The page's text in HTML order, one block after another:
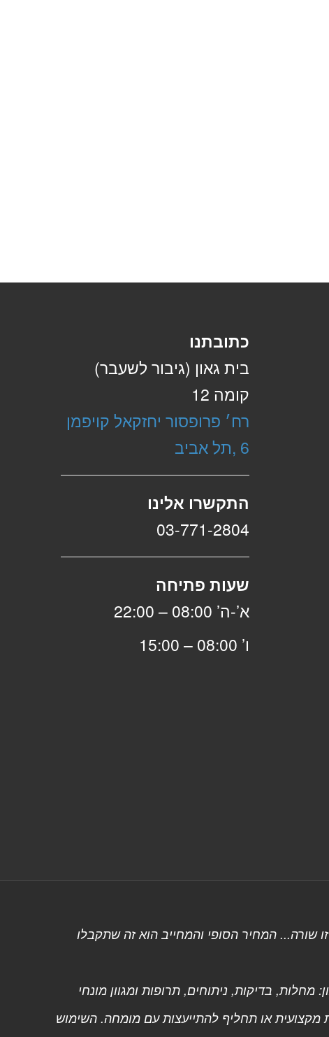
כתובתנו
בית גאון (גיבור לשעבר)
קומה 12
רח׳ פרופסור יחזקאל קויפמן
6 ,תל אביב
התקשרו אלינו
03-771-2804
שעות פתיחה
א’-ה’ 08:00 – 22:00
ו’ 08:00 – 15:00
המחיר הסופי והמחייב הוא זה שתקבלו
בדיקות, ניתוחים, תרופות ומגוון מונחי
מקצועית או תחליף להתייעצות עם מומחה. השימוש